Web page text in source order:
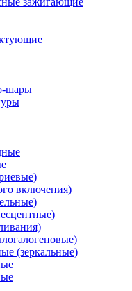
шары
включения)
(зеркальные)